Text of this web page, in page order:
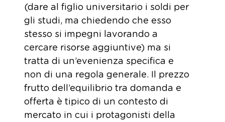
(dare al figlio universitario i soldi per
gli studi, ma chiedendo che esso
stesso si impegni lavorando a
cercare risorse aggiuntive) ma si
tratta di un’evenienza specifica e
non di una regola generale. Il prezzo
frutto dell’equilibrio tra domanda e
offerta è tipico di un contesto di
mercato in cui i protagonisti della